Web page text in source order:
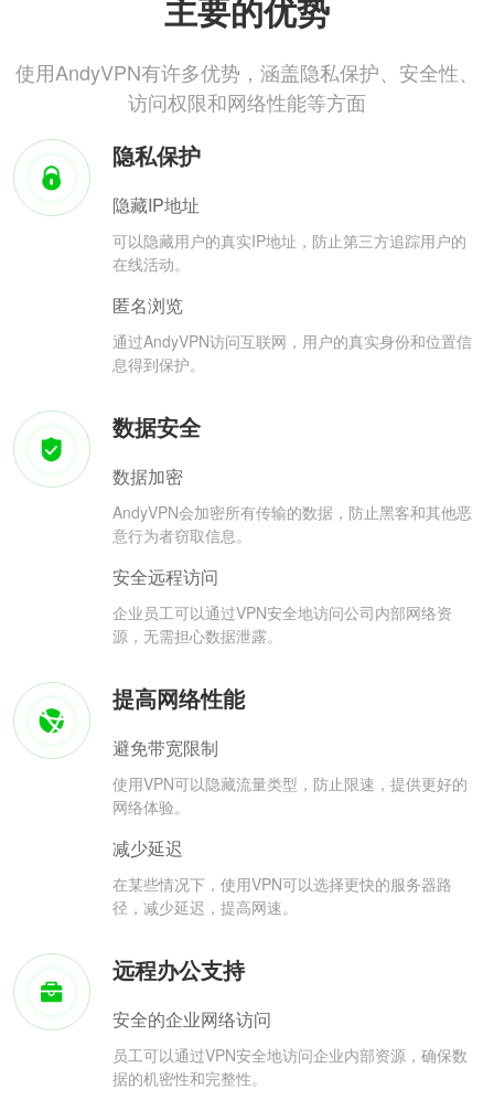
主要的优势
使用AndyVPN有许多优势，涵盖隐私保护、安全性、
访问权限和网络性能等方面
隐私保护
隐藏IP地址
可以隐藏用户的真实IP地址，防止第三方追踪用户的
在线活动。
匿名浏览
通过AndyVPN访问互联网，用户的真实身份和位置信
息得到保护。
数据安全
数据加密
AndyVPN会加密所有传输的数据，防止黑客和其他恶
意行为者窃取信息。
安全远程访问
企业员工可以通过VPN安全地访问公司内部网络资
源，无需担心数据泄露。
提高网络性能
避免带宽限制
使用VPN可以隐藏流量类型，防止限速，提供更好的
网络体验。
减少延迟
在某些情况下，使用VPN可以选择更快的服务器路
径，减少延迟，提高网速。
远程办公支持
安全的企业网络访问
员工可以通过VPN安全地访问企业内部资源，确保数
据的机密性和完整性。